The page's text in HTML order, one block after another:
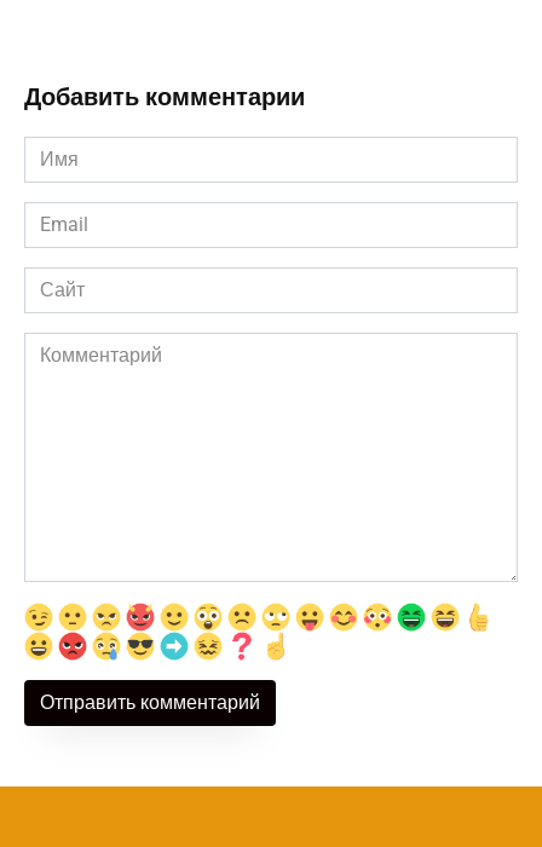
Добавить комментарии
Имя
*
Email
*
Сайт
Комментарий